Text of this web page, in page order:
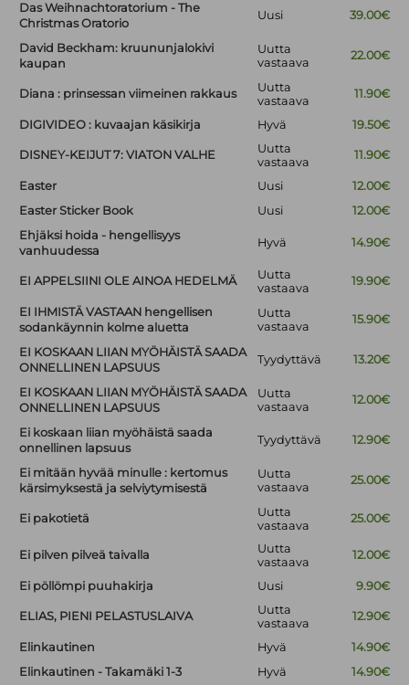
Das Weihnachtoratorium - The
Christmas Oratorio
Uusi 39.00€
David Beckham: kruununjalokivi
kaupan
Uutta
vastaava
22.00€
Diana : prinsessan viimeinen rakkaus
Uutta
vastaava
11.90€
DIGIVIDEO : kuvaajan käsikirja Hyvä 19.50€
DISNEY-KEIJUT 7: VIATON VALHE
Uutta
vastaava
11.90€
Easter Uusi
12.00€
Easter Sticker Book
Uusi
12.00€
Ehjäksi hoida - hengellisyys
vanhuudessa
Hyvä 14.90€
EI APPELSIINI OLE AINOA HEDELMÄ
Uutta
vastaava
19.90€
EI IHMISTÄ VASTAAN hengellisen
sodankäynnin kolme aluetta
Uutta
vastaava
15.90€
EI KOSKAAN LIIAN MYÖHÄISTÄ SAADA
ONNELLINEN LAPSUUS
Tyydyttävä 13.20€
EI KOSKAAN LIIAN MYÖHÄISTÄ SAADA
ONNELLINEN LAPSUUS
Uutta
vastaava
12.00€
Ei koskaan liian myöhäistä saada
onnellinen lapsuus
Tyydyttävä 12.90€
Ei mitään hyvää minulle : kertomus
kärsimyksestä ja selviytymisestä
Uutta
vastaava
25.00€
Ei pakotietä
Uutta
vastaava
25.00€
Ei pilven pilveä taivalla
Uutta
vastaava
12.00€
Ei pöllömpi puuhakirja Uusi 9.90€
ELIAS, PIENI PELASTUSLAIVA
Uutta
vastaava
12.90€
Elinkautinen Hyvä
14.90€
Elinkautinen - Takamäki 1-3
Hyvä
14.90€